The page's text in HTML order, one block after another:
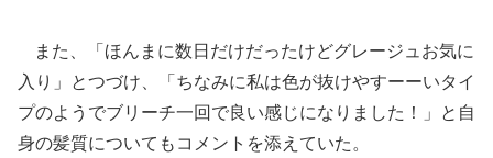
また、「ほんまに数日だけだったけどグレージュお気に
入り」とつづけ、「ちなみに私は色が抜けやすーーいタイ
プのようでブリーチ一回で良い感じになりました！」と自
身の髪質についてもコメントを添えていた。